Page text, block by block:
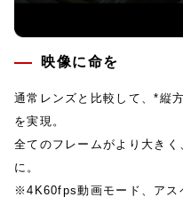
映像に命を
通常レンズと比較して、*縦
を実現。
全てのフレームがより大き
に。
※4K60fps動画モード、アス